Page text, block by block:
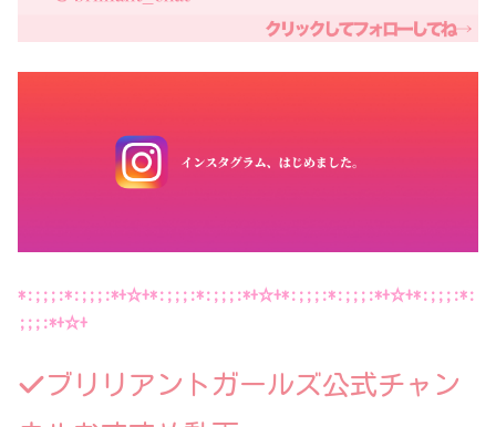
*:;;;:*:;;;:*+☆+*:;;;:*:;;;:*+☆+*:;;;:*:;;;:*+☆+*:;;;:*:
;;;:*+☆+
ブリリアントガールズ公式チャン